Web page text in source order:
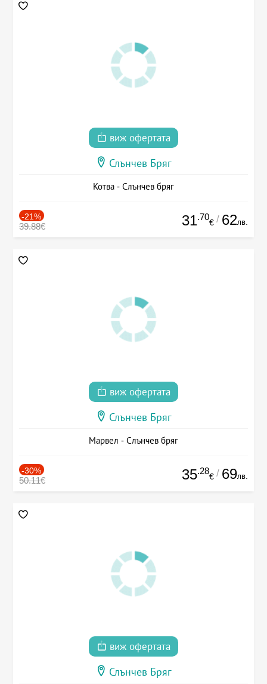
виж офертата
Слънчев Бряг
Котва - Слънчев бряг
-21%
39.88€ 31.70
€ / 62лв.
виж офертата
Слънчев Бряг
Марвел - Слънчев бряг
-30%
50.11€ 35.28
€ / 69лв.
виж офертата
Слънчев Бряг